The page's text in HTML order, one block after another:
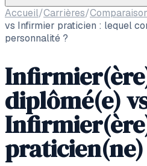
Accueil/Carrières/
vs Infirmier praticien : lequel
personnalité ?
diplômé(e)
praticien(ne)